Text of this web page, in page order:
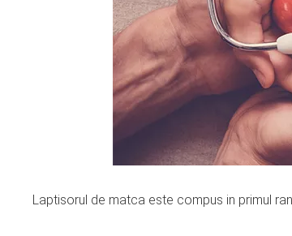
Laptisorul de matca este compus in primul